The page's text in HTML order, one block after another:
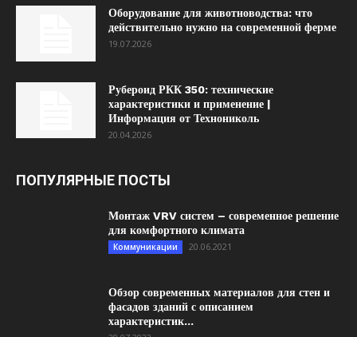
Оборудование для животноводства: что
действительно нужно на современной ферме
19.07.2026
Рубероид РКК 350: технические
характеристики и применение |
Информация от Технониколь
20.04.2026
ПОПУЛЯРНЫЕ ПОСТЫ
Монтаж VRV систем – современное решение
для комфортного климата
Коммуникации 20.06.2021
Обзор современных материалов для стен и
фасадов зданий с описанием
характеристик...